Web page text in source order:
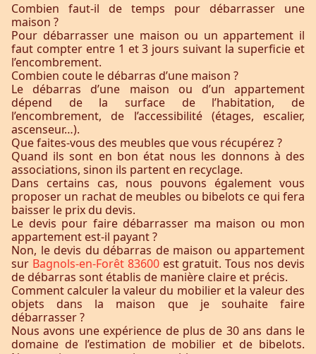
Combien faut-il de temps pour débarrasser une
maison ?
Pour débarrasser une maison ou un appartement il
faut compter entre 1 et 3 jours suivant la superficie et
l’encombrement.
Combien coute le débarras d’une maison ?
Le débarras d’une maison ou d’un appartement
dépend de la surface de l’habitation, de
l’encombrement, de l’accessibilité (étages, escalier,
ascenseur…).
Que faites-vous des meubles que vous récupérez ?
Quand ils sont en bon état nous les donnons à des
associations, sinon ils partent en recyclage.
Dans certains cas, nous pouvons également vous
proposer un rachat de meubles ou bibelots ce qui fera
baisser le prix du devis.
Le devis pour faire débarrasser ma maison ou mon
appartement est-il payant ?
Non, le devis du débarras de maison ou appartement
sur Bagnols-en-Forêt 83600 est gratuit. Tous nos devis
de débarras sont établis de manière claire et précis.
Comment calculer la valeur du mobilier et la valeur des
objets dans la maison que je souhaite faire
débarrasser ?
Nous avons une expérience de plus de 30 ans dans le
domaine de l’estimation de mobilier et de bibelots.